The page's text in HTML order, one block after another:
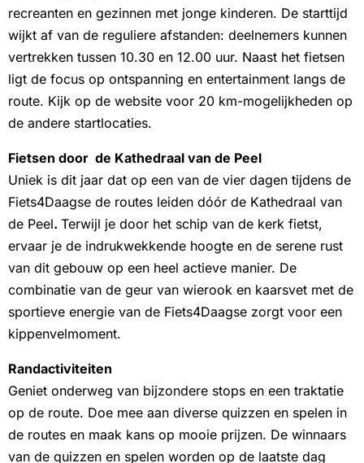
recreanten en gezinnen met jonge kinderen. De starttijd
wijkt af van de reguliere afstanden: deelnemers kunnen
vertrekken tussen 10.30 en 12.00 uur. Naast het fietsen
ligt de focus op ontspanning en entertainment langs de
route. Kijk op de website voor 20 km-mogelijkheden op
de andere startlocaties.
Fietsen door de Kathedraal van de Peel
Uniek is dit jaar dat op een van de vier dagen tijdens de
Fiets4Daagse de routes leiden dóór de Kathedraal van
de Peel. Terwijl je door het schip van de kerk fietst,
ervaar je de indrukwekkende hoogte en de serene rust
van dit gebouw op een heel actieve manier. De
combinatie van de geur van wierook en kaarsvet met de
sportieve energie van de Fiets4Daagse zorgt voor een
kippenvelmoment.
Randactiviteiten
Geniet onderweg van bijzondere stops en een traktatie
op de route. Doe mee aan diverse quizzen en spelen in
de routes en maak kans op mooie prijzen. De winnaars
van de quizzen en spelen worden op de laatste dag